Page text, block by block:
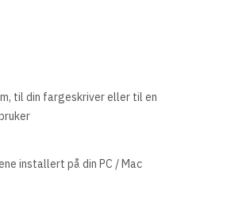
til din fargeskriver eller til en
installert på din PC / Mac